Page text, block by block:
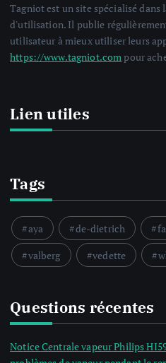
Tagniot est un site spécialisé
d'utilisation. Il publie
utilisateur à mieux utiliser leurs
https://www.tagniot.com pour
Lien utiles
Tags
aya de-dietrich
valberg
vedette
Questions récentes
Notice Centrale vapeur Philips